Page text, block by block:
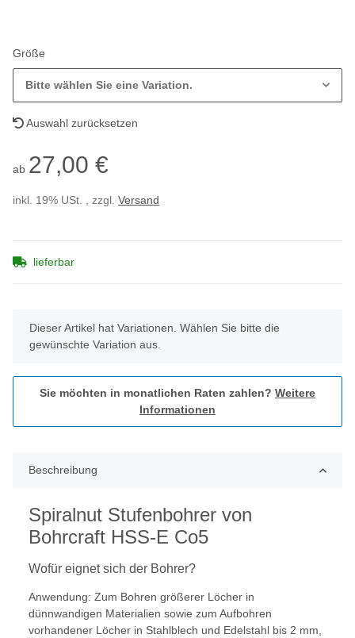
Größe
Bitte wählen Sie eine Variation.
Auswahl zurücksetzen
ab 27,00 €
inkl. 19% USt. , zzgl. Versand
lieferbar
x
Dieser Artikel hat Variationen. Wählen Sie bitte die
gewünschte Variation aus.
Sie möchten in monatlichen Raten zahlen? Weitere
Informationen
Beschreibung
Spiralnut Stufenbohrer von
Bohrcraft HSS-E Co5
Wofür eignet sich der Bohrer?
Anwendung: Zum Bohren größerer Löcher in
dünnwandigen Materialien sowie zum Aufbohren
vorhandener Löcher in Stahlblech und Edelstahl bis 2 mm,